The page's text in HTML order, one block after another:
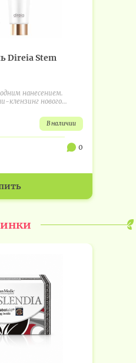
Direia Stem
нанесением.
клензинг нового...
в наличии
0